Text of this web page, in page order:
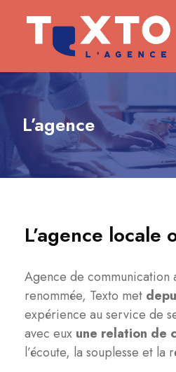
L’agence
L’agence locale
Agence de communication
renommée, Texto met
expérience au service de
avec eux une relation de
l’écoute, la souplesse et la